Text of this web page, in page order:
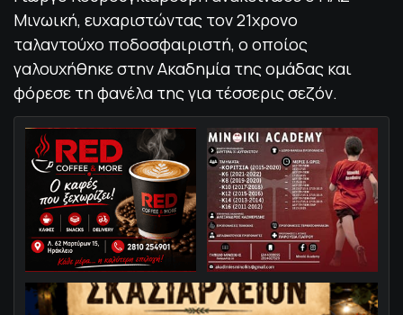
Μινωική, ευχαριστώντας τον 21χρονο
ταλαντούχο ποδοσφαιριστή, ο οποίος
γαλουχήθηκε στην Ακαδημία της ομάδας και
φόρεσε τη φανέλα της για τέσσερις σεζόν.